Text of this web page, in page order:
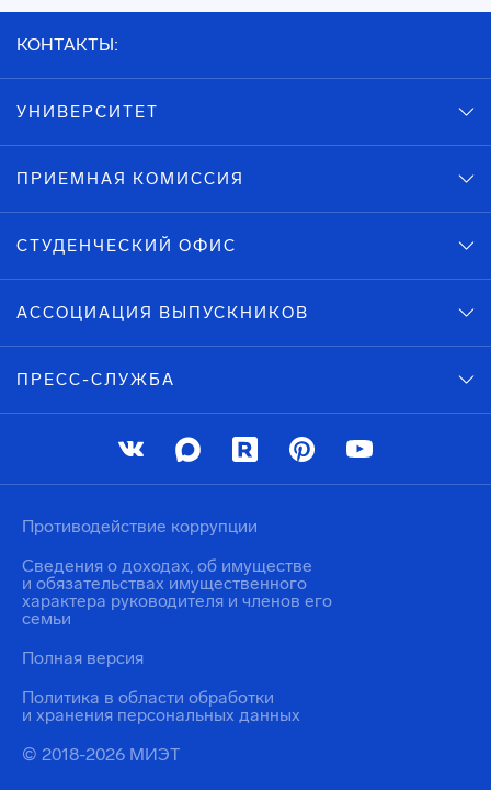
КОНТАКТЫ:
УНИВЕРСИТЕТ
ПРИЕМНАЯ КОМИССИЯ
СТУДЕНЧЕСКИЙ ОФИС
АССОЦИАЦИЯ ВЫПУСКНИКОВ
ПРЕСС-СЛУЖБА
© 2018-2026 МИЭТ
Политика в области обработки
и хранения персональных данных
Противодействие коррупции
Сведения о доходах, об имуществе
и обязательствах имущественного
характера руководителя и членов его
семьи
Полная версия